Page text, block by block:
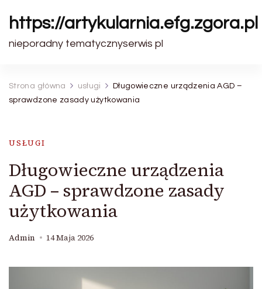
https://artykularnia.efg.zgora.pl
nieporadny tematycznyserwis pl
Strona główna usługi
Długowieczne urządzenia AGD –
sprawdzone zasady użytkowania
USŁUGI
Długowieczne urządzenia
AGD – sprawdzone zasady
użytkowania
Admin 14 Maja 2026